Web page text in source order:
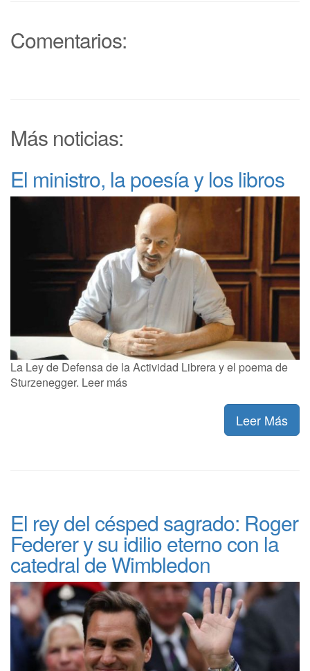
Comentarios:
Más noticias:
El ministro, la poesía y los libros
La Ley de Defensa de la Actividad Librera y el poema de
Sturzenegger. Leer más
Leer Más
El rey del césped sagrado: Roger
Federer y su idilio eterno con la
catedral de Wimbledon